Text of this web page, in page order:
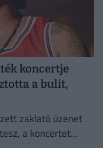
koncertje
a bulit,
zaklató üzenet
a koncertet